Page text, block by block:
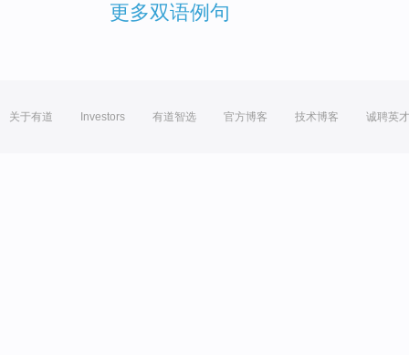
更多双语例句
关于有道 Investors 有道智选 官方博客 技术博客 诚聘英才